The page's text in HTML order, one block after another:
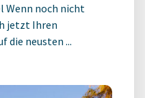
Wenn noch nicht
jetzt Ihren
die neusten ...